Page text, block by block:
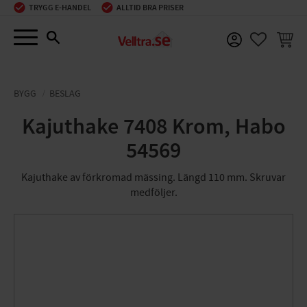
Meny
TRYGG E-HANDEL ALLTID BRA PRISER
BYGG BESLAG
Kajuthake 7408 Krom, Habo
54569
Kajuthake av förkromad mässing. Längd 110 mm. Skruvar
medföljer.